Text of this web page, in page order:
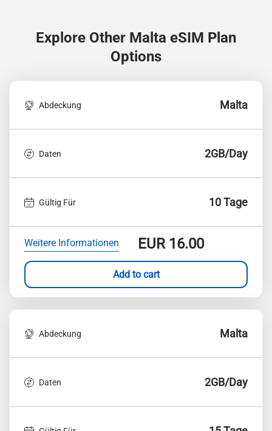
Explore Other Malta eSIM Plan
Options
Abdeckung Malta
Daten 2GB/Day
Gültig Für 10 Tage
Weitere Informationen EUR16.00
Add to cart
Abdeckung Malta
Daten 2GB/Day